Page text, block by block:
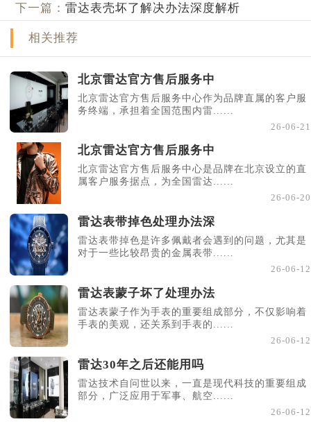
下一篇：雷达表壳坏了解决办法深度解析
相关推荐
北京雷达官方售后服务中
北京雷达官方售后服务中心作为品牌直属的客户服
务终端，承担着全国范围内雷......
26-06-21
北京雷达官方售后服务中
北京雷达官方售后服务中心是品牌在北京设立的直
属客户服务据点，为全国雷达......
26-06-20
雷达表带掉色处理办法深
雷达表带掉色是许多佩戴者会遇到的问题，尤其是
对于一些比较昂贵的金属表带......
26-06-12
雷达表蒙子坏了处理办法
雷达表蒙子作为手表的重要组成部分，不仅影响着
手表的美观，还关系到手表的......
26-06-12
雷达30年之后还能用吗
雷达技术自问世以来，一直是现代科技的重要组成
部分，广泛应用于军事、航空......
26-06-12